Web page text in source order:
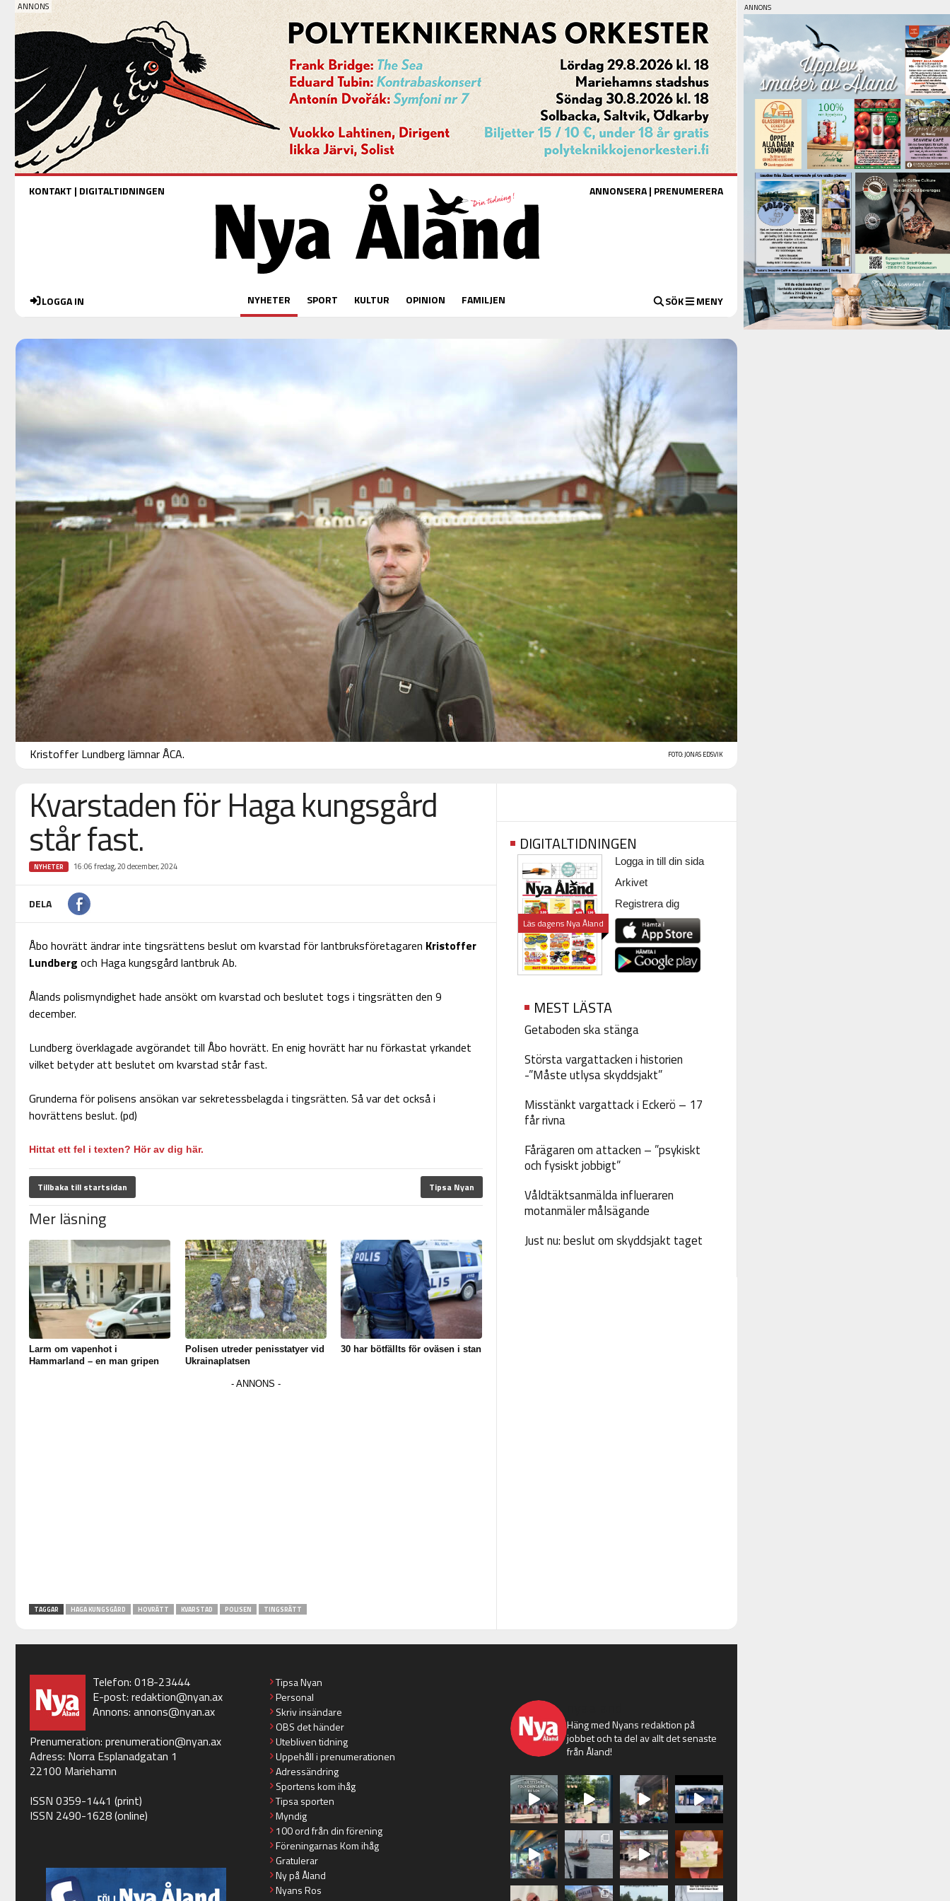
KONTAKT | DIGITALTIDNINGEN ANNONSERA| PRENUMERERA
LOGGA IN NYHETER SPORT KULTUR OPINION FAMILJEN SÖK MENY
FOTO: JONAS EDSVIK
Kristoffer Lundberg lämnar ÅCA.
Kvarstaden för Haga kungsgård
står fast.
NYHETER 16:06 fredag, 20 december, 2024
DELA
Åbo hovrätt ändrar inte tingsrättens beslut om kvarstad för lantbruksföretagaren Kristoffer
Lundberg och Haga kungsgård lantbruk Ab.
Ålands polismyndighet hade ansökt om kvarstad och beslutet togs i tingsrätten den 9
december.
Lundberg överklagade avgörandet till Åbo hovrätt. En enig hovrätt har nu förkastat yrkandet
vilket betyder att beslutet om kvarstad står fast.
Grunderna för polisens ansökan var sekretessbelagda i tingsrätten. Så var det också i
hovrättens beslut. (pd)
Hittat ett fel i texten? Hör av dig här.
Tillbaka till startsidan Tipsa Nyan
Mer läsning
Larm om vapenhot i
Hammarland – en man gripen
Polisen utreder penisstatyer vid
Ukrainaplatsen
30 har bötfällts för oväsen i stan
TAGGAR HAGA KUNGSGÅRD HOVRÄTT KVARSTAD POLISEN TINGSRÄTT
DIGITALTIDNINGEN
Läs dagens Nya Åland
Logga in till din sida
Arkivet
Registrera dig
MEST LÄSTA
Getaboden ska stänga
Största vargattacken i historien
-”Måste utlysa skyddsjakt”
Misstänkt vargattack i Eckerö – 17
får rivna
Fårägaren om attacken – ”psykiskt
och fysiskt jobbigt”
Våldtäktsanmälda influeraren
motanmäler målsägande
Just nu: beslut om skyddsjakt taget
Telefon: 018-23444
E-post: redaktion@nyan.ax
Annons: annons@nyan.ax
Prenumeration: prenumeration@nyan.ax
Adress: Norra Esplanadgatan 1
22100 Mariehamn
ISSN 0359-1441 (print)
ISSN 2490-1628 (online)
Tipsa Nyan
Personal
Skriv insändare
OBS det händer
Utebliven tidning
Uppehåll i prenumerationen
Adressändring
Sportens kom ihåg
Tipsa sporten
Myndig
100 ord från din förening
Föreningarnas Kom ihåg
Gratulerar
Ny på Åland
Nyans Ros
Häng med Nyans redaktion på
jobbet och ta del av allt det senaste
från Åland!